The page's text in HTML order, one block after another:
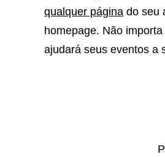
qualquer página do seu
homepage. Não
ajudará seus eventos a